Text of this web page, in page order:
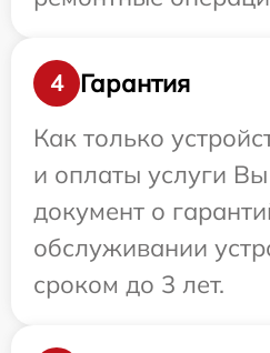
4
Гарантия
Как только
и оплаты услуги
документ о
обслуживании
сроком до 3 лет.